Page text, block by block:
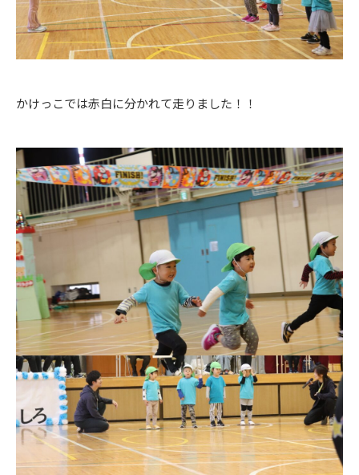
かけっこでは赤白に分かれて走りました！！